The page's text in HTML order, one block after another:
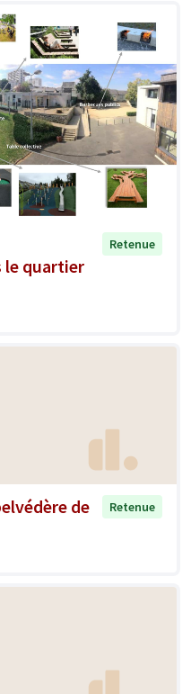
le quartier
Retenue
de
Retenue